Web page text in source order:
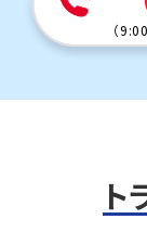
小川
自習のた
数学（
教科書
やテス
時間を
（
ト